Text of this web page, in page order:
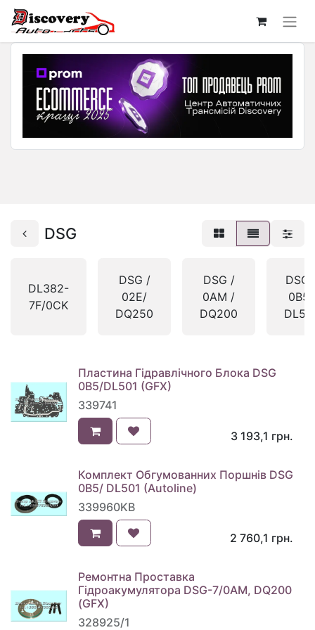
DSG
DL382-
7F/0CK
DSG /
02E/
DQ250
DSG /
0AM /
DQ200
DSG
0B5/
Пластина Гідравлічного Блока DSG
0B5/DL501 (GFX)
339741
3 193,1 грн.
Комплект Обгумованних Поршнів DSG
0B5/ DL501 (Autoline)
339960KB
2 760,1 грн.
Ремонтна Проставка
Гідроакумулятора DSG-7/0AM, DQ200
(GFX)
328925/1